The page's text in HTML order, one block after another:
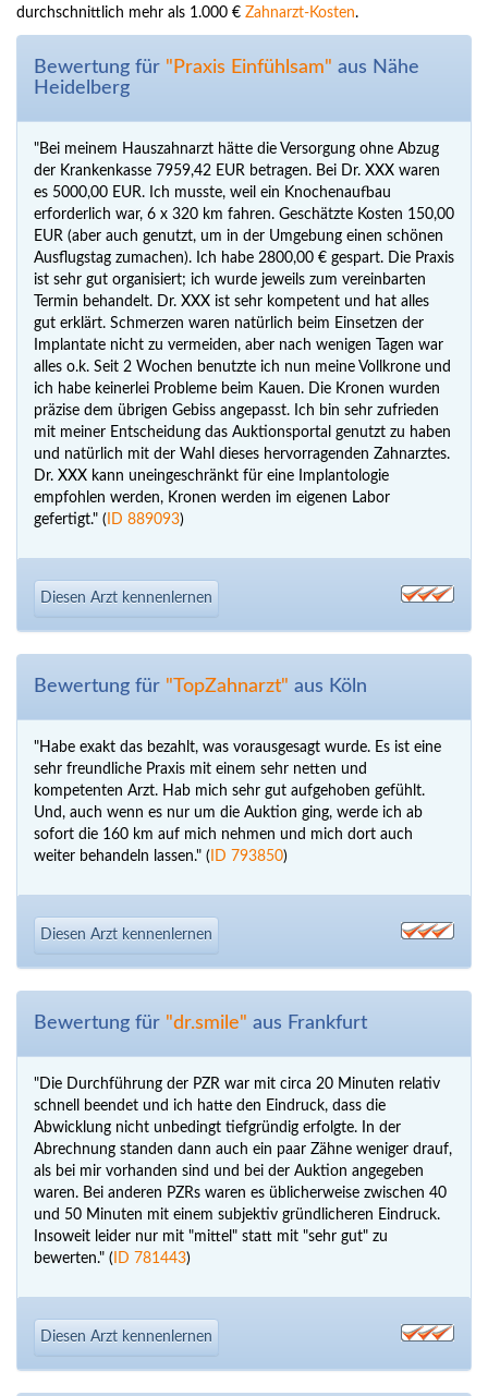
durchschnittlich mehr als 1.000 € Zahnarzt-Kosten.
Bewertung für "Praxis Einfühlsam" aus Nähe
Heidelberg
"Bei meinem Hauszahnarzt hätte die Versorgung ohne Abzug
der Krankenkasse 7959,42 EUR betragen. Bei Dr. XXX waren
es 5000,00 EUR. Ich musste, weil ein Knochenaufbau
erforderlich war, 6 x 320 km fahren. Geschätzte Kosten 150,00
EUR (aber auch genutzt, um in der Umgebung einen schönen
Ausflugstag zumachen). Ich habe 2800,00 € gespart. Die Praxis
ist sehr gut organisiert; ich wurde jeweils zum vereinbarten
Termin behandelt. Dr. XXX ist sehr kompetent und hat alles
gut erklärt. Schmerzen waren natürlich beim Einsetzen der
Implantate nicht zu vermeiden, aber nach wenigen Tagen war
alles o.k. Seit 2 Wochen benutzte ich nun meine Vollkrone und
ich habe keinerlei Probleme beim Kauen. Die Kronen wurden
präzise dem übrigen Gebiss angepasst. Ich bin sehr zufrieden
mit meiner Entscheidung das Auktionsportal genutzt zu haben
und natürlich mit der Wahl dieses hervorragenden Zahnarztes.
Dr. XXX kann uneingeschränkt für eine Implantologie
empfohlen werden, Kronen werden im eigenen Labor
gefertigt." ( ID 889093)
Diesen Arzt kennenlernen
Bewertung für "TopZahnarzt" aus Köln
"Habe exakt das bezahlt, was vorausgesagt wurde. Es ist eine
sehr freundliche Praxis mit einem sehr netten und
kompetenten Arzt. Hab mich sehr gut aufgehoben gefühlt.
Und, auch wenn es nur um die Auktion ging, werde ich ab
sofort die 160 km auf mich nehmen und mich dort auch
weiter behandeln lassen." ( ID 793850)
Diesen Arzt kennenlernen
Bewertung für "dr.smile" aus Frankfurt
"Die Durchführung der PZR war mit circa 20 Minuten relativ
schnell beendet und ich hatte den Eindruck, dass die
Abwicklung nicht unbedingt tiefgründig erfolgte. In der
Abrechnung standen dann auch ein paar Zähne weniger drauf,
als bei mir vorhanden sind und bei der Auktion angegeben
waren. Bei anderen PZRs waren es üblicherweise zwischen 40
und 50 Minuten mit einem subjektiv gründlicheren Eindruck.
Insoweit leider nur mit "mittel" statt mit "sehr gut" zu
bewerten." ( ID 781443)
Diesen Arzt kennenlernen